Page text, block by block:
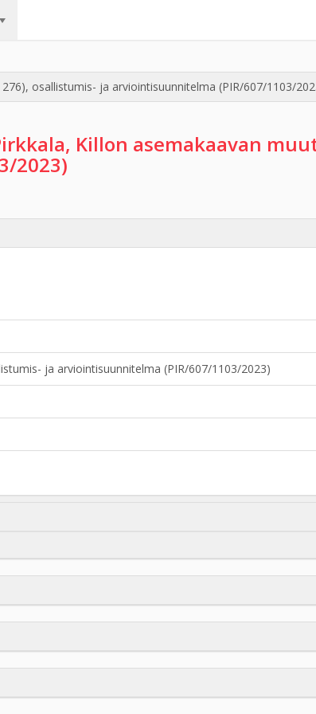
osallistumis- ja arviointisuunnitelma (PIR/607/1103/
Killon asemakaavan
2023)
ja arviointisuunnitelma (PIR/607/1103/2023)